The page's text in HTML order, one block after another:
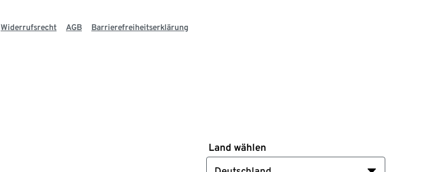
Widerrufsrecht AGB Barrierefreiheitserklärung
Land wählen